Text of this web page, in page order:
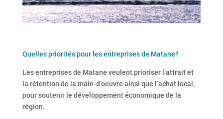
Quelles priorités pour les entreprises de Matane?
Les entreprises de Matane veulent prioriser l’attrait et
la rétention de la main-d’oeuvre ainsi que l’achat local,
pour soutenir le développement économique de la
région.